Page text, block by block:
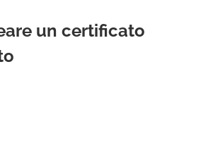
un certificato